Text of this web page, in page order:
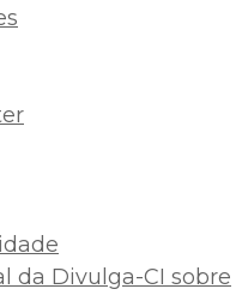
da Divulga-CI sobre